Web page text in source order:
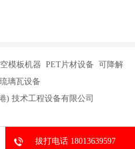
模板机器 PET片材设备 可降解
璃瓦设备
) 技术工程设备有限公司
拔打电话 18013639597